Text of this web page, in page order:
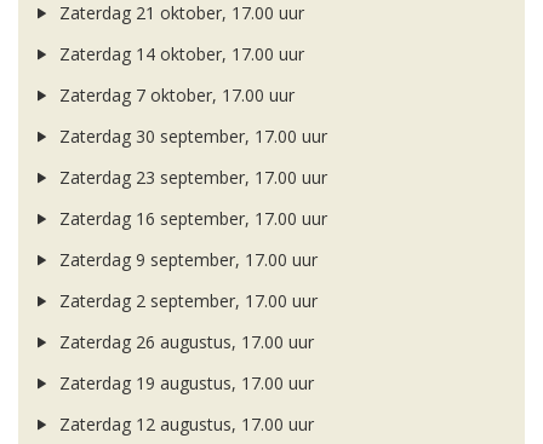
Zaterdag 21 oktober, 17.00 uur
Zaterdag 14 oktober, 17.00 uur
Zaterdag 7 oktober, 17.00 uur
Zaterdag 30 september, 17.00 uur
Zaterdag 23 september, 17.00 uur
Zaterdag 16 september, 17.00 uur
Zaterdag 9 september, 17.00 uur
Zaterdag 2 september, 17.00 uur
Zaterdag 26 augustus, 17.00 uur
Zaterdag 19 augustus, 17.00 uur
Zaterdag 12 augustus, 17.00 uur